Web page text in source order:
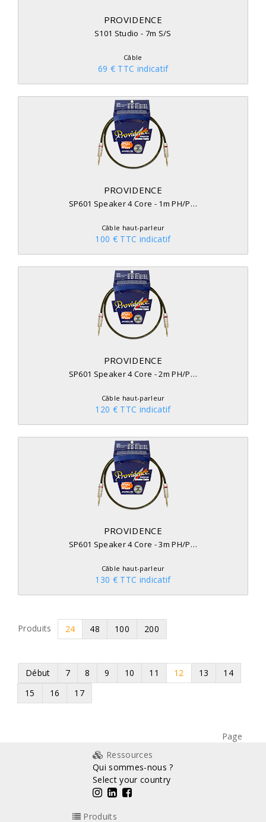
PROVIDENCE
S101 Studio - 7m S/S
Câble
69 € TTC indicatif
PROVIDENCE
SP601 Speaker 4 Core - 1m PH/P…
Câble haut-parleur
100 € TTC indicatif
PROVIDENCE
SP601 Speaker 4 Core - 2m PH/P…
Câble haut-parleur
120 € TTC indicatif
PROVIDENCE
SP601 Speaker 4 Core - 3m PH/P…
Câble haut-parleur
130 € TTC indicatif
Produits 24 48 100 200
Début 7 8 9 10 11 12 13
14
15
16 17
Page
Ressources
Qui sommes-nous ?
Select your country
Produits